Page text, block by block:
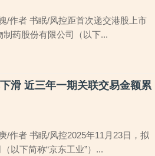
/作者 书眠/风控距首次递交港股上市
药股份有限公司（以下...
滑 近三年一期关联交易金额累
/作者 书眠/风控2025年11月23日，拟
以下简称“京东工业”）...